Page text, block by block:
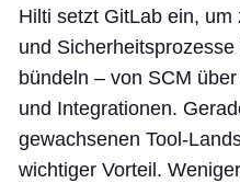
Hilti setzt GitLab ein,
und
bündeln – von SCM
und Integrationen.
gewachsenen Tool-
wichtiger Vorteil.